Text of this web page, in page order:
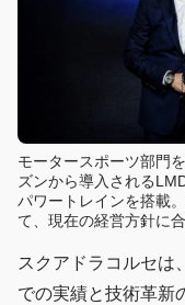
モータースポーツ部門
ズンから導入される
パワートレインを搭載
て、現在の経営方針に
スクアドラコルセは
での実績と技術革新